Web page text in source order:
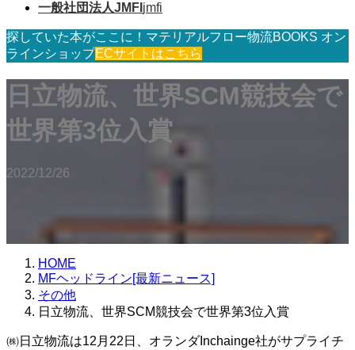
一般社団法人JMFI jmfi
探していた本がここに！マテリアルフロー物流BOOKS オン
ラインショップECサイトはこちら
日立物流、世界SCM競技会で
世界第3位入賞
2022/12/26
HOME
MFヘッドライン[最新ニュース]
その他
日立物流、世界SCM競技会で世界第3位入賞
㈱日立物流は12月22日、オランダInchainge社がサプライチ